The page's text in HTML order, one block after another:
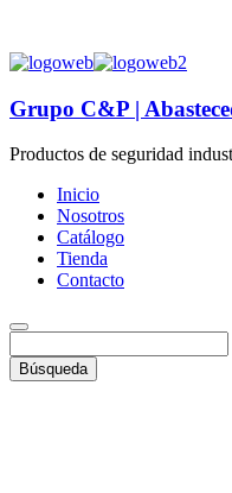
Grupo C&P |
Productos de seguridad
Inicio
Nosotros
Catálogo
Tienda
Contacto